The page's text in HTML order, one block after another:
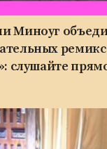
Миноуг
слушайте